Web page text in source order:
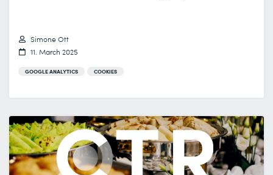
Simone Ott
11. March 2025
GOOGLE ANALYTICS COOKIES